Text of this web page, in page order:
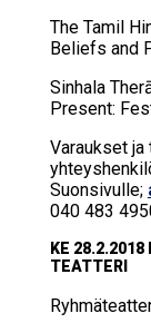
The Tamil
Beliefs and
Sinhala
Present:
Varaukset
Suonsivulle;
040 483
KE
TEAT­TE­RI